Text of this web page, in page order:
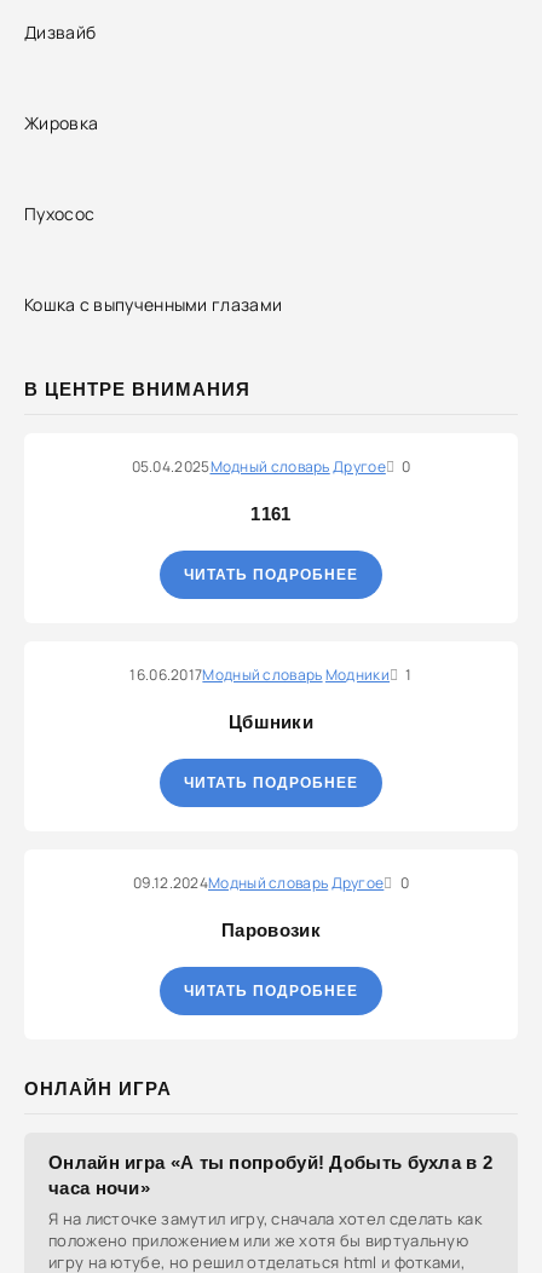
Дизвайб
Жировка
Пухосос
Кошка с выпученными глазами
В ЦЕНТРЕ ВНИМАНИЯ
05.04.2025Модный словарьДругое 0
1161
ЧИТАТЬ ПОДРОБНЕЕ
16.06.2017Модный словарьМодники 1
Цбшники
ЧИТАТЬ ПОДРОБНЕЕ
09.12.2024Модный словарьДругое 0
Паровозик
ЧИТАТЬ ПОДРОБНЕЕ
ОНЛАЙН ИГРА
Онлайн игра «А ты попробуй! Добыть бухла в 2
часа ночи»
Я на листочке замутил игру, сначала хотел сделать как
положено приложением или же хотя бы виртуальную
игру на ютубе, но решил отделаться html и фотками,